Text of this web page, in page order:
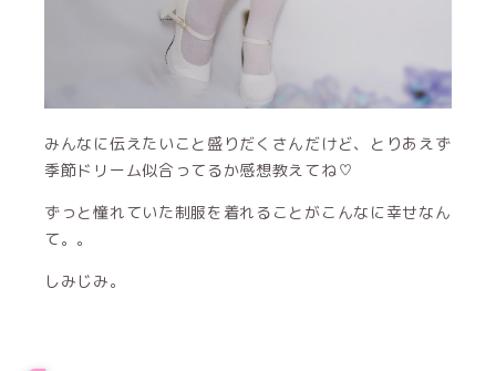
みんなに伝えたいこと盛りだくさんだけど、とりあえず
季節ドリーム似合ってるか感想教えてね♡
ずっと憧れていた制服を着れることがこんなに幸せなん
て。。
しみじみ。